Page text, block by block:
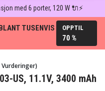
med 6 porter, 120 W 🔌⚡
TUSENVIS
OPPTIL
70 %
Vurderinger)
US, 11.1V, 3400 mAh